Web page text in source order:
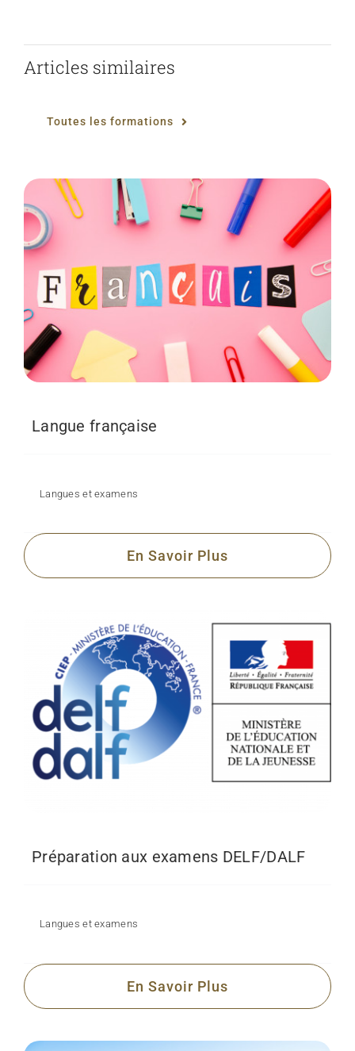
Articles similaires
Toutes les formations
Langue française
Langues et examens
En Savoir Plus
Préparation aux examens DELF/DALF
Langues et examens
En Savoir Plus